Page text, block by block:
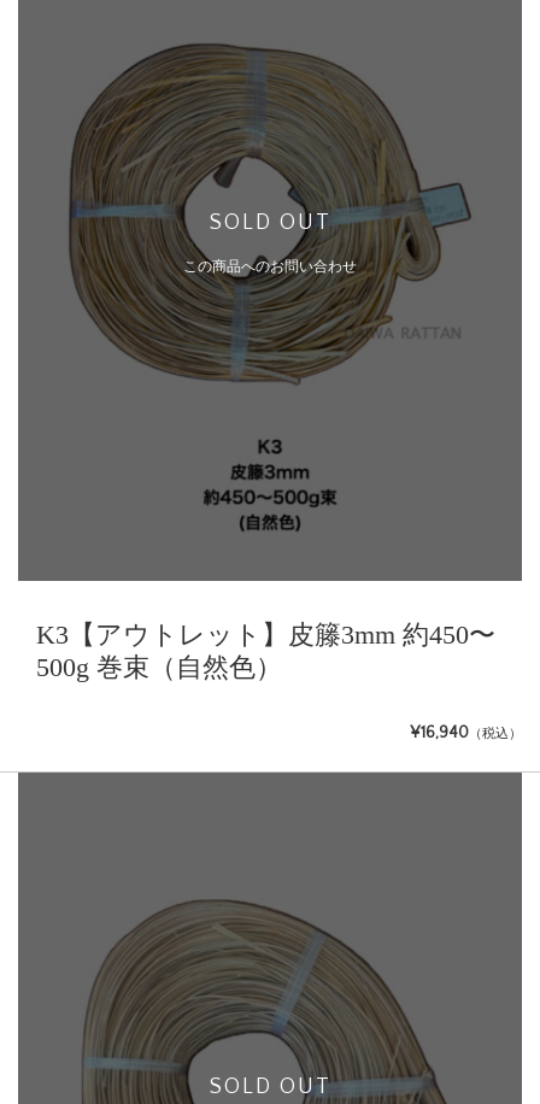
SOLD OUT
この商品へのお問い合わせ
K3【アウトレット】皮籐3mm 約450〜
500g 巻束（自然色）
¥16,940 （税込）
SOLD OUT